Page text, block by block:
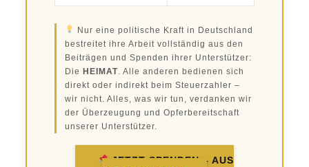
Nur eine politische Kraft in Deutschland
bestreitet ihre Arbeit vollständig aus den
Beiträgen und Spenden ihrer Unterstützer:
Die HEIMAT. Alle anderen bedienen sich
direkt oder indirekt beim Steuerzahler –
wir nicht. Alles, was wir tun, verdanken wir
der Überzeugung und Opferbereitschaft
unserer Unterstützer.
JETZT SPENDEN – AUS